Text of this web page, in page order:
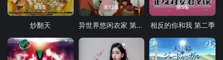
第5集
炒翻天
第12集
异世界悠闲农家 第二季
第5集
相反的你和我 第二季